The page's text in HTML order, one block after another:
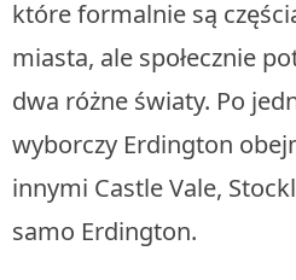
które formalnie są
miasta, ale społecznie
dwa różne światy. Po
wyborczy Erdington
innymi Castle Vale,
samo Erdington.